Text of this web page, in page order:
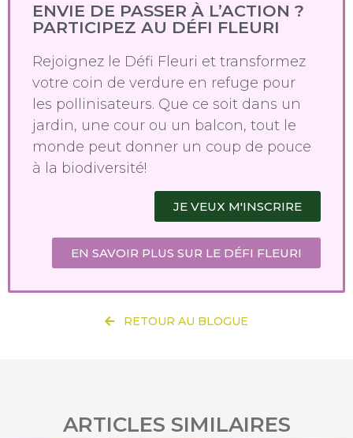
ENVIE DE PASSER À L’ACTION ?
PARTICIPEZ AU DÉFI FLEURI
Rejoignez le Défi Fleuri et transformez
votre coin de verdure en refuge pour
les pollinisateurs. Que ce soit dans un
jardin, une cour ou un balcon, tout le
monde peut donner un coup de pouce
à la biodiversité!
JE VEUX M'INSCRIRE
EN SAVOIR PLUS SUR LE DÉFI FLEURI
RETOUR AU BLOGUE
ARTICLES SIMILAIRES